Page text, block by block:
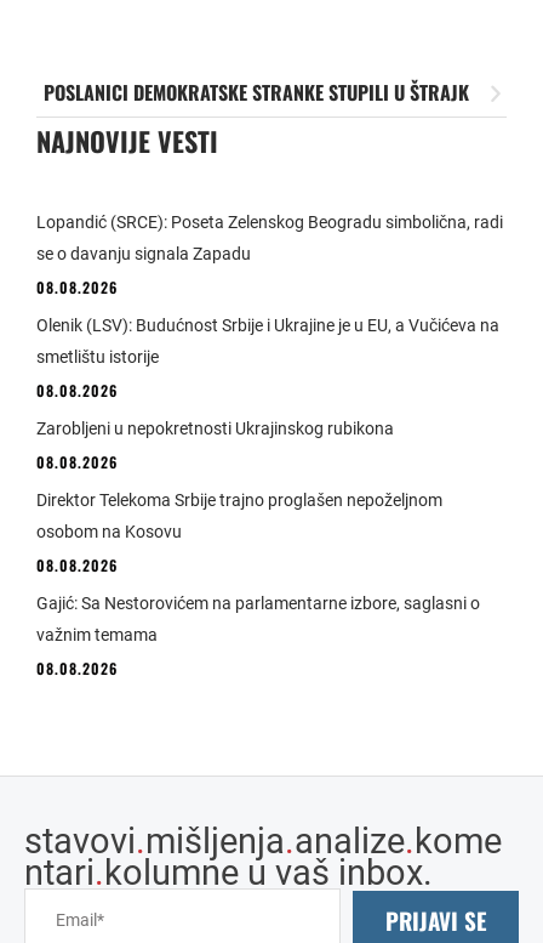
POSLANICI DEMOKRATSKE STRANKE STUPILI U ŠTRAJK
NAJNOVIJE VESTI
Lopandić (SRCE): Poseta Zelenskog Beogradu simbolična, radi
se o davanju signala Zapadu
08.08.2026
Olenik (LSV): Budućnost Srbije i Ukrajine je u EU, a Vučićeva na
smetlištu istorije
08.08.2026
Zarobljeni u nepokretnosti Ukrajinskog rubikona
08.08.2026
Direktor Telekoma Srbije trajno proglašen nepoželjnom
osobom na Kosovu
08.08.2026
Gajić: Sa Nestorovićem na parlamentarne izbore, saglasni o
važnim temama
08.08.2026
stavovi.mišljenja.analize.kome
ntari.kolumne u vaš inbox.
PRIJAVI SE